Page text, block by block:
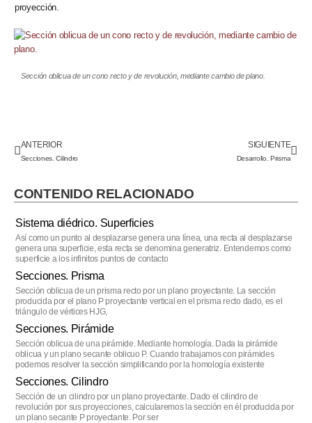
proyección.
Sección oblicua de un cono recto y de revolución, mediante cambio de plano.
ANTERIOR
Secciones. Cilindro
SIGUIENTE
Desarrollo. Prisma
CONTENIDO RELACIONADO
Sistema diédrico. Superficies
Así como un punto al desplazarse genera una línea, una recta al desplazarse
genera una superficie, esta recta se denomina generatriz. Entendemos como
superficie a los infinitos puntos de contacto
Secciones. Prisma
Sección oblicua de un prisma recto por un plano proyectante. La sección
producida por el plano P proyectante vertical en el prisma recto dado, es el
triángulo de vértices HJG,
Secciones. Pirámide
Sección oblicua de una pirámide. Mediante homología. Dada la pirámide
oblicua y un plano secante oblicuo P. Cuando trabajamos con pirámides
podemos resolver la sección simplificando por la homología existente
Secciones. Cilindro
Sección de un cilindro por un plano proyectante. Dado el cilindro de
revolución por sus proyecciones, calcularemos la sección en él producida por
un plano secante P proyectante. Por ser